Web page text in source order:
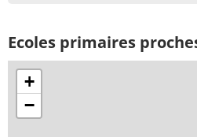
Ecoles primaires
+
−